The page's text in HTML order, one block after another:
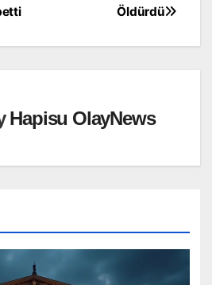
Öldürdü
Hapisu OlayNews